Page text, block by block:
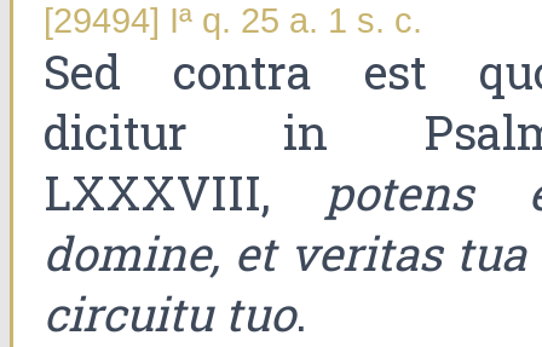
[29494] Iª q. 25 a. 1 s. c.
Sed contra est
dicitur in
LXXXVIII, potens
domine, et veritas
circuitu tuo.